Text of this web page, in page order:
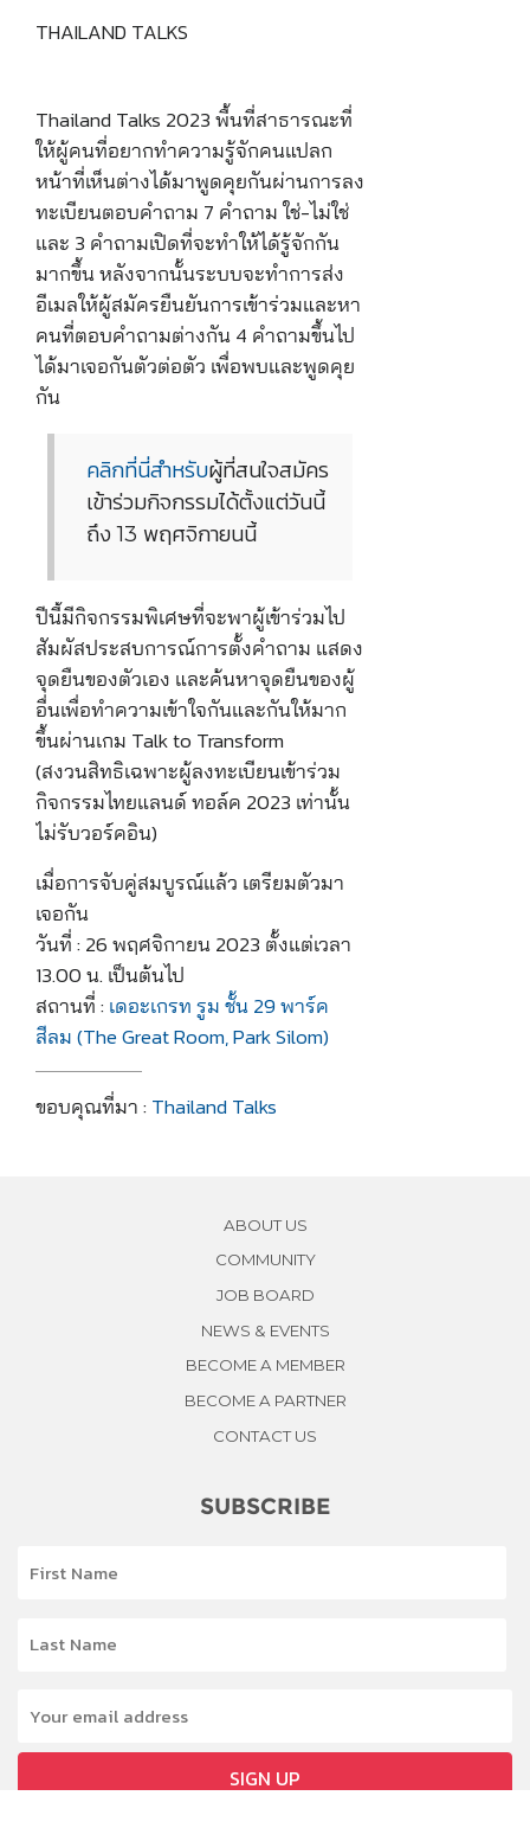
Thailand Talks 2023 พื้นที่สาธารณะที่
ให้ผู้คนที่อยากทำความรู้จักคนแปลก
หน้าที่เห็นต่างได้มาพูดคุยกันผ่านการลง
ทะเบียนตอบคำถาม 7 คำถาม ใช่-ไม่ใช่
และ 3 คำถามเปิดที่จะทำให้ได้รู้จักกัน
มากขึ้น หลังจากนั้นระบบจะทำการส่ง
อีเมลให้ผู้สมัครยืนยันการเข้าร่วมและหา
คนที่ตอบคำถามต่างกัน 4 คำถามขึ้นไป
ได้มาเจอกันตัวต่อตัว เพื่อพบและพูดคุย
กัน
คลิกที่นี่สำหรับผู้ที่สนใจสมัคร
เข้าร่วมกิจกรรมได้ตั้งแต่วันนี้
ถึง 13 พฤศจิกายนนี้
ปีนี้มีกิจกรรมพิเศษที่จะพาผู้เข้าร่วมไป
สัมผัสประสบการณ์การตั้งคำถาม แสดง
จุดยืนของตัวเอง และค้นหาจุดยืนของผู้
อื่นเพื่อทำความเข้าใจกันและกันให้มาก
ขึ้นผ่านเกม Talk to Transform
(สงวนสิทธิเฉพาะผู้ลงทะเบียนเข้าร่วม
กิจกรรมไทยแลนด์ ทอล์ค 2023 เท่านั้น
ไม่รับวอร์คอิน)
เมื่อการจับคู่สมบูรณ์แล้ว เตรียมตัวมา
เจอกัน
วันที่ : 26 พฤศจิกายน 2023 ตั้งแต่เวลา
13.00 น. เป็นต้นไป
สถานที่ :เดอะเกรท รูม ชั้น 29 พาร์ค
สีลม (The Great Room, Park Silom)
ขอบคุณที่มา :Thailand Talks
THAILAND TALKS
ABOUT US
COMMUNITY
JOB BOARD
NEWS & EVENTS
BECOME A MEMBER
BECOME A PARTNER
CONTACT US
SUBSCRIBE
SIGN UP